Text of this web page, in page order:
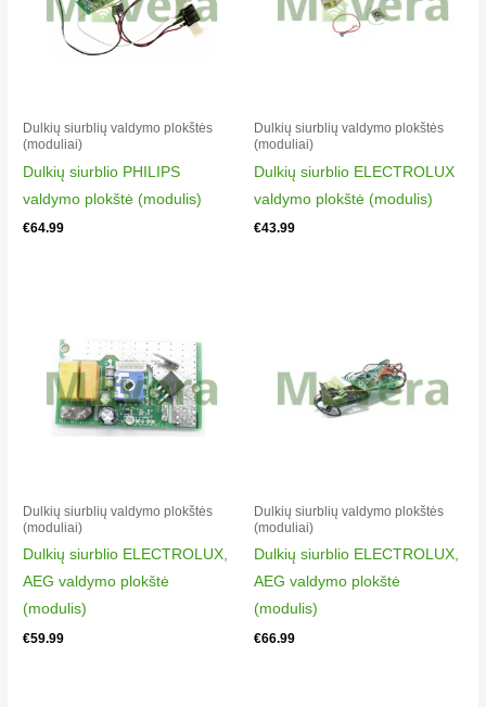
Rowenta RH6547WH/BA0
VACUUM CLEANER AIRFORCE LIGHT (14,4V)
Moulinex MS6545WI/BA0
VACUUM CLEANER AIRFORCE LIGHT (14,4V)
Dulkių siurblių valdymo plokštės
(moduliai)
Dulkių siurblio PHILIPS
valdymo plokštė (modulis)
€64.99
Dulkių siurblių valdymo plokštės
(moduliai)
Dulkių siurblio ELECTROLUX
valdymo plokštė (modulis)
€43.99
Dulkių siurblių valdymo plokštės
(moduliai)
Dulkių siurblio ELECTROLUX,
AEG valdymo plokštė
(modulis)
€59.99
Dulkių siurblių valdymo plokštės
(moduliai)
Dulkių siurblio ELECTROLUX,
AEG valdymo plokštė
(modulis)
€66.99